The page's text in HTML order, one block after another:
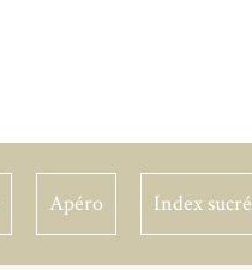
Apéro Index sucré